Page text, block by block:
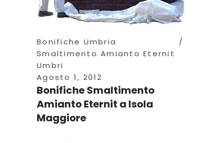
Bonifiche Umbria
Smaltimento Amianto Eternit
Umbri
Agosto 1, 2012
Bonifiche Smaltimento
Amianto Eternit a Isola
Maggiore